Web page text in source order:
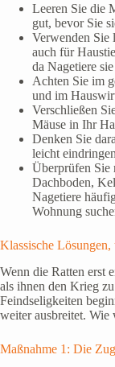
Leeren Sie die
gut, bevor Sie
Verwenden Sie
auch für
da Nagetiere
Achten Sie im
und im
Verschließen
Mäuse in Ihr
Denken Sie
leicht
Überprüfen Sie
Dachboden,
Nagetiere
Wohnung
Klassische
Wenn die Ratten erst
als ihnen den Krieg
Feindseligkeiten
weiter ausbreitet. Wie
Maßnahme 1: Die